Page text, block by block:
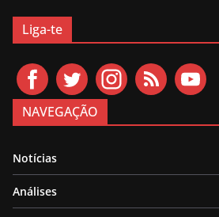
Liga-te
NAVEGAÇÃO
Notícias
Análises